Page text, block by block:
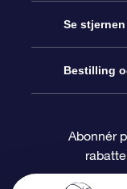
Kontakt oss
Bloggen
Anmeldelser
Online
OSR
OSR-
Se
Star
Bestilling
Abonnér